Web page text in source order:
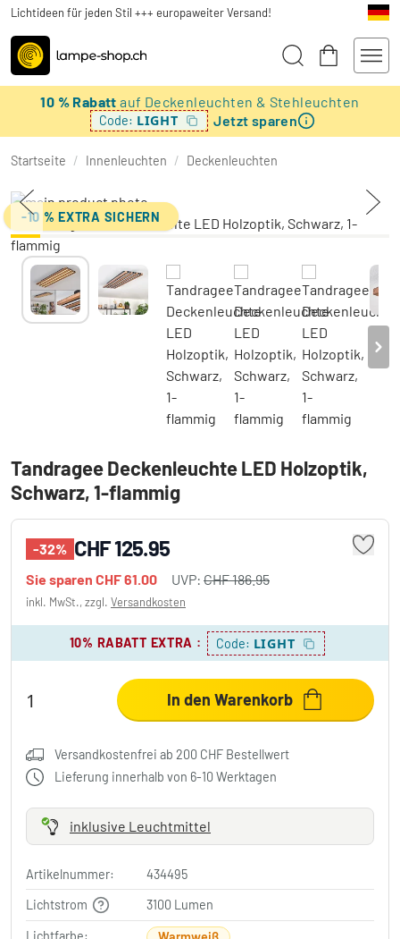
Lichtideen für jeden Stil +++ europaweiter Versand!
10 % Rabattauf Deckenleuchten & Stehleuchten
Code: LIGHT Jetzt sparen
Startseite / Innenleuchten / Deckenleuchten
-10 % EXTRA SICHERN
Tandragee Deckenleuchte LED Holzoptik,
Schwarz, 1-flammig
-32% CHF 125.95
Sie sparen CHF 61.00 UVP: CHF 186.95
inkl. MwSt., zzgl. Versandkosten
10% RABATT EXTRA : Code: LIGHT
In den Warenkorb
Versandkostenfrei ab 200 CHF Bestellwert
Lieferung innerhalb von 6-10 Werktagen
inklusive Leuchtmittel
Artikelnummer:
434495
Lichtstrom
3100 Lumen